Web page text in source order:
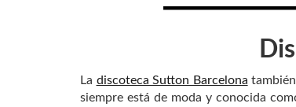
La discoteca Sutton Barcelona
siempre está de moda y conocida